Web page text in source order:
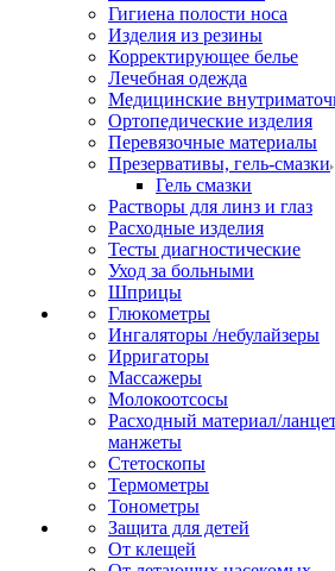
Гигиена полости носа
Изделия из резины
Корректирующее белье
Лечебная одежда
Медицинские
Ортопедические изделия
Перевязочные материалы
Презервативы, гель-смазки
Гель смазки
Растворы для линз и глаз
Расходные изделия
Тесты диагностические
Уход за больными
Шприцы
Глюкометры
Ингаляторы /небулайзеры
Ирригаторы
Массажеры
Молокоотсосы
Расходный материал/
манжеты
Стетоскопы
Термометры
Тонометры
Защита для детей
От клещей